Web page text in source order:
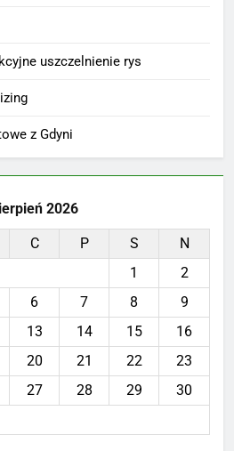
uszczelnienie rys
z Gdyni
2026
C P S
N
1
2
6 7 8
9
13 14 15
16
20 21 22
23
27 28 29
30